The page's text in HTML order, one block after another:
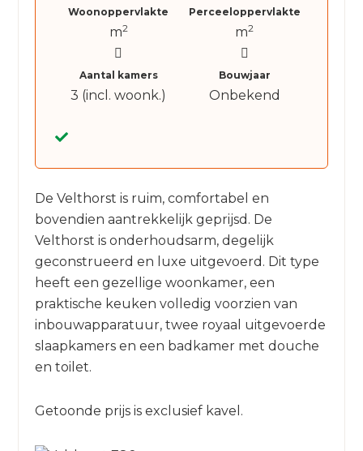
Woonoppervlakte
m2
Perceeloppervlakte
m2
Aantal kamers
3 (incl. woonk.)
Bouwjaar
Onbekend
De Velthorst is ruim, comfortabel en
bovendien aantrekkelijk geprijsd. De
Velthorst is onderhoudsarm, degelijk
geconstrueerd en luxe uitgevoerd. Dit type
heeft een gezellige woonkamer, een
praktische keuken volledig voorzien van
inbouwapparatuur, twee royaal uitgevoerde
slaapkamers en een badkamer met douche
en toilet.
Getoonde prijs is exclusief kavel.